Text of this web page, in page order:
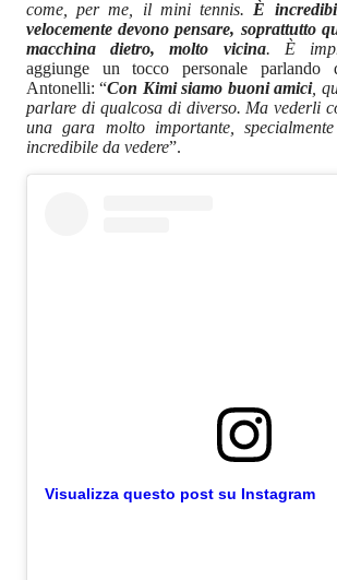
come, per me, il mini tennis. È
velocemente devono pensare, soprattutto
macchina dietro, molto vicina. È
aggiunge un tocco personale parlando
Antonelli: “Con Kimi siamo buoni amici,
parlare di qualcosa di diverso. Ma vederli
una gara molto importante,
incredibile da vedere”.
Visualizza questo post su Instagram